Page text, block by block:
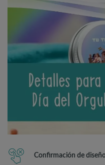
Confirmación de